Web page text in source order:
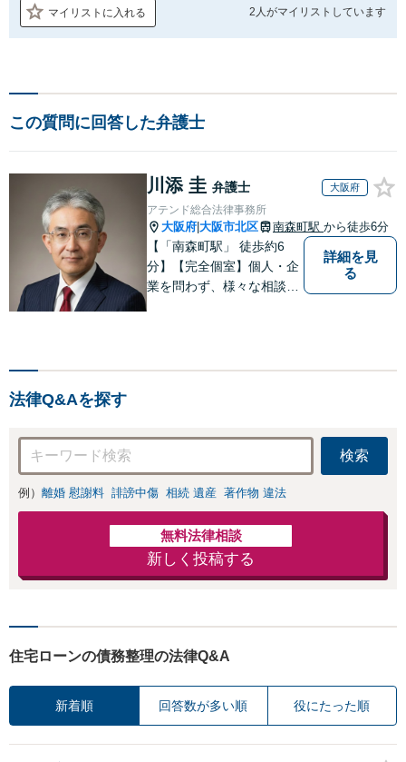
マイリストに入れる 2人がマイリストしています
この質問に回答した弁護士
川添 圭 弁護士 大阪府
アテンド総合法律事務所
大阪府 大阪市北区 南森町駅 から徒歩6分
【「南森町駅」 徒歩約6
分】【完全個室】個人・企
業を問わず、様々な相談を
詳細を見
る
法律Q&Aを探す
検索
例） 離婚 慰謝料 誹謗中傷 相続 遺産 著作物 違法
無料法律相談
新しく投稿する
住宅ローンの債務整理の法律Q&A
新着順 回答数が多い順 役にたった順